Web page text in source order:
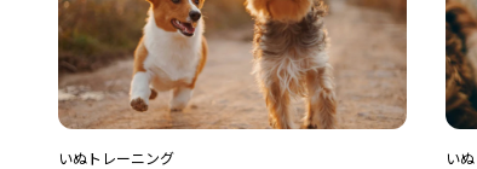
いぬトレーニング いぬ